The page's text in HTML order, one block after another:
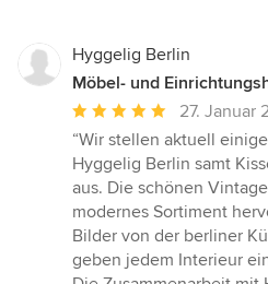
Hyggelig Berlin
Möbel- und
Durchschnittliche
Bewertung:
5
von
5
Sternen
27. Januar
“Wir stellen aktuell
Hyggelig Berlin samt
aus. Die schönen
modernes Sortiment
Bilder von der berliner
geben jedem Interieur